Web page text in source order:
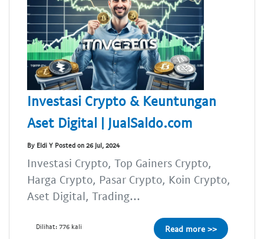
Investasi Crypto & Keuntungan
Aset Digital | JualSaldo.com
By Eldi Y Posted on 26 Jul, 2024
Investasi Crypto, Top Gainers Crypto,
Harga Crypto, Pasar Crypto, Koin Crypto,
Aset Digital, Trading...
Dilihat: 776 kali Read more >>